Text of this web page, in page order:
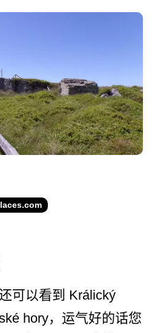
可以看到 Králický
hory，运气好的话您